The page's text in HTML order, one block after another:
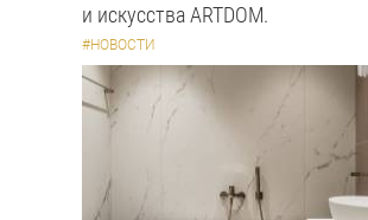
и искусства ARTDOM.
#НОВОСТИ